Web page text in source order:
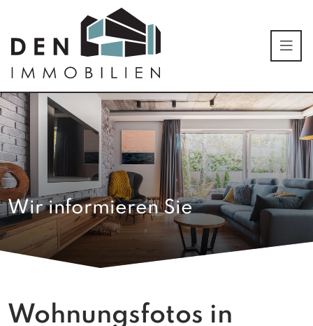
Wir informieren Sie
Wohnungsfotos in